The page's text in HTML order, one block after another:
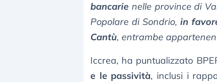
bancarie nelle province di
Popolare di Sondrio,in
Cantù, entrambe
Iccrea, ha puntualizzato
e le passività, inclusi i